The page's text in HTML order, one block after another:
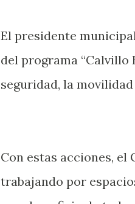
El presidente
del programa
seguridad, la
Con estas acciones,
trabajando por